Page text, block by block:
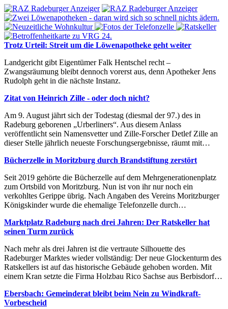
Trotz Urteil: Streit um die Löwenapotheke geht weiter
Landgericht gibt Eigentümer Falk Hentschel recht –
Zwangsräumung bleibt dennoch vorerst aus, denn Apotheker Jens
Rudolph geht in die nächste Instanz.
Zitat von Heinrich Zille - oder doch nicht?
Am 9. August jährt sich der Todestag (diesmal der 97.) des in
Radeburg geborenen „Urberliners“. Aus diesem Anlass
veröffentlicht sein Namensvetter und Zille-Forscher Detlef Zille an
dieser Stelle jährlich neueste Forschungsergebnisse, räumt mit…
Bücherzelle in Moritzburg durch Brandstiftung zerstört
Seit 2019 gehörte die Bücherzelle auf dem Mehrgenerationenplatz
zum Ortsbild von Moritzburg. Nun ist von ihr nur noch ein
verkohltes Gerippe übrig. Nach Angaben des Vereins Moritzburger
Königskinder wurde die ehemalige Telefonzelle durch…
Marktplatz Radeburg nach drei Jahren: Der Ratskeller hat
seinen Turm zurück
Nach mehr als drei Jahren ist die vertraute Silhouette des
Radeburger Marktes wieder vollständig: Der neue Glockenturm des
Ratskellers ist auf das historische Gebäude gehoben worden. Mit
einem Kran setzte die Firma Holzbau Rico Sachse aus Berbisdorf…
Ebersbach: Gemeinderat bleibt beim Nein zu Windkraft-
Vorbescheid